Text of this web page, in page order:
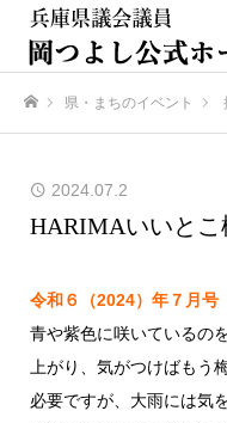
県・まちのイベント
2024.07.2
HARIMAいいと
令和６（2024）年７月号
青や紫色に咲いているの
上がり、気がつけばもう
必要ですが、大雨には気